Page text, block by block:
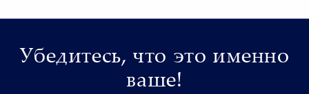
Убедитесь, что это именно
ваше!